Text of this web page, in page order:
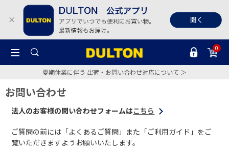
0
夏期休業に伴う 出荷・お問い合わせ対応について ＞
お問い合わせ
法人のお客様の問い合わせフォームはこちら
ご質問の前には「よくあるご質問」また「ご利用ガイド」をご
覧いただきますようお願いいたします。